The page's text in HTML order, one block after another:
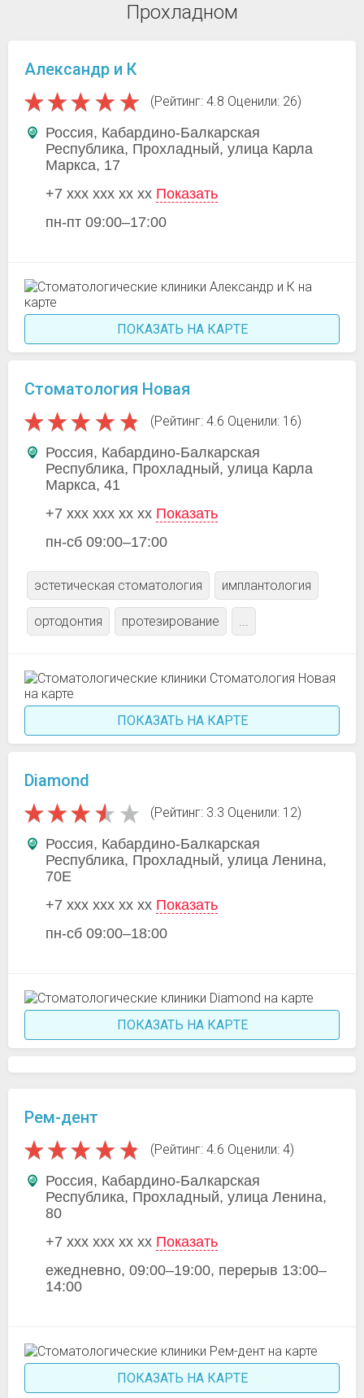
Прохладном
Александр и К
(Рейтинг: 4.8 Оценили: 26)
Россия, Кабардино-Балкарская
Республика, Прохладный, улица Карла
Маркса, 17
+7 xxx xxx xx xx Показать
пн-пт 09:00–17:00
ПОКАЗАТЬ НА КАРТЕ
Стоматология Новая
(Рейтинг: 4.6 Оценили: 16)
Россия, Кабардино-Балкарская
Республика, Прохладный, улица Карла
Маркса, 41
+7 xxx xxx xx xx Показать
пн-сб 09:00–17:00
эстетическая стоматология имплантология
ортодонтия протезирование ...
ПОКАЗАТЬ НА КАРТЕ
Diamond
(Рейтинг: 3.3 Оценили: 12)
Россия, Кабардино-Балкарская
Республика, Прохладный, улица Ленина,
70Е
+7 xxx xxx xx xx Показать
пн-сб 09:00–18:00
ПОКАЗАТЬ НА КАРТЕ
Рем-дент
(Рейтинг: 4.6 Оценили: 4)
Россия, Кабардино-Балкарская
Республика, Прохладный, улица Ленина,
80
+7 xxx xxx xx xx Показать
ежедневно, 09:00–19:00, перерыв 13:00–
14:00
ПОКАЗАТЬ НА КАРТЕ